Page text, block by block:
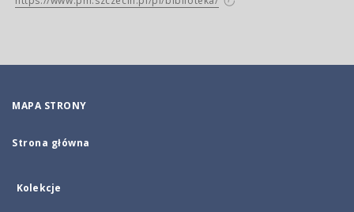
MAPA STRONY
Strona główna
Kolekcje